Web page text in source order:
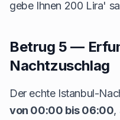
gebe Ihnen 200 Lira'
Betrug 5 —
Nachtzuschlag
Der echte Istanbul-
von 00:00 bis 06:00,